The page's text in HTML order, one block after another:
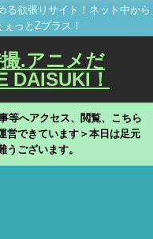
る欲張りサイト！ネット中から
っとZプラス！
.アニメだ
DAISUKI！
等へアクセス、閲覧、こちら
営できています＞本日は足元
うございます。